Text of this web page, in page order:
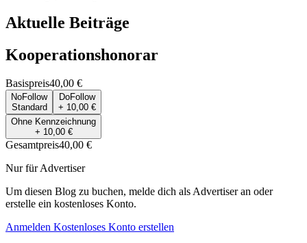
Aktuelle Beiträge
Kooperationshonorar
Basispreis40,00 €
NoFollow
Standard
DoFollow
+ 10,00 €
Ohne Kennzeichnung
+ 10,00 €
Gesamtpreis40,00 €
Nur für Advertiser
Um diesen Blog zu buchen, melde dich als Advertiser an oder
erstelle ein kostenloses Konto.
Anmelden Kostenloses Konto erstellen